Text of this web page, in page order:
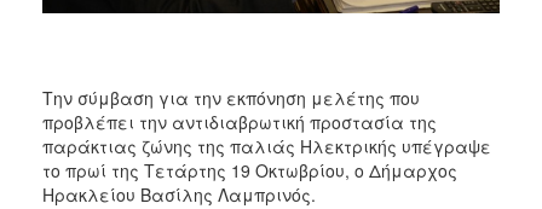
ΑΝΘΕΚΤΙΚΗ
ΠΟΛΗ
Την σύμβαση για την εκπόνηση μελέτης που
προβλέπει την αντιδιαβρωτική προστασία της
παράκτιας ζώνης της παλιάς Ηλεκτρικής υπέγραψε
το πρωί της Τετάρτης 19 Οκτωβρίου, ο Δήμαρχος
Ηρακλείου Βασίλης Λαμπρινός.